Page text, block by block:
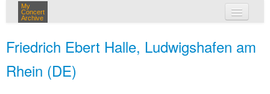
My
Concert
Archive
Friedrich Ebert Halle, Ludwigshafen am
Rhein (DE)